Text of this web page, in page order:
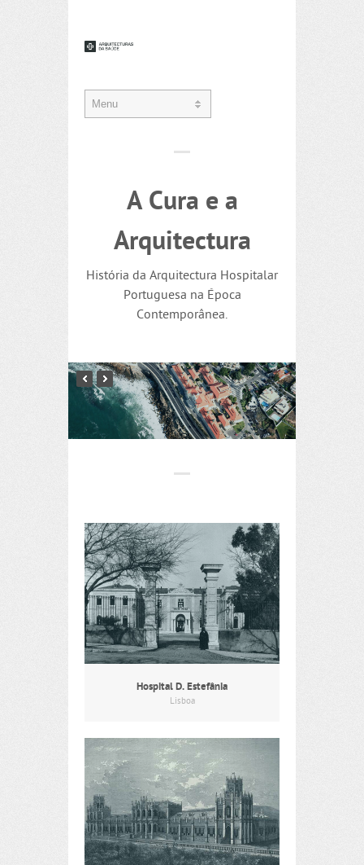
A Cura e a
Arquitectura
História da Arquitectura Hospitalar
Portuguesa na Época
Contemporânea.
Hospital D. Estefânia
Lisboa